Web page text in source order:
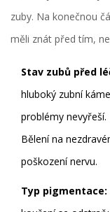
zuby. Na konečnou
měli znát před tím,
Stav zubů před
hluboký zubní
problémy nevyřeší.
Bělení na
poškození nervu.
Typ pigmentace: